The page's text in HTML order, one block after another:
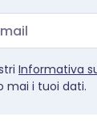
Informativa
mai i tuoi dati.